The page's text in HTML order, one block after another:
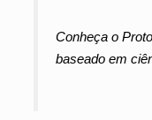
Conheça o
baseado em